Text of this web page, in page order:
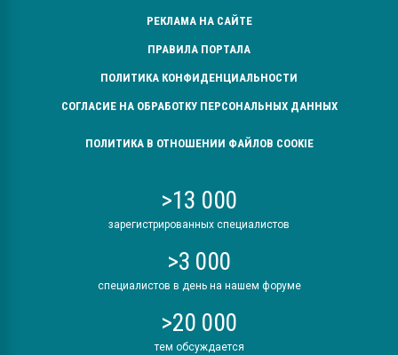
РЕКЛАМА НА САЙТЕ
ПРАВИЛА ПОРТАЛА
ПОЛИТИКА КОНФИДЕНЦИАЛЬНОСТИ
СОГЛАСИЕ НА ОБРАБОТКУ ПЕРСОНАЛЬНЫХ ДАННЫХ
ПОЛИТИКА В ОТНОШЕНИИ ФАЙЛОВ COOKIE
>13 000
зарегистрированных специалистов
>3 000
специалистов в день на нашем форуме
>20 000
тем обсуждается